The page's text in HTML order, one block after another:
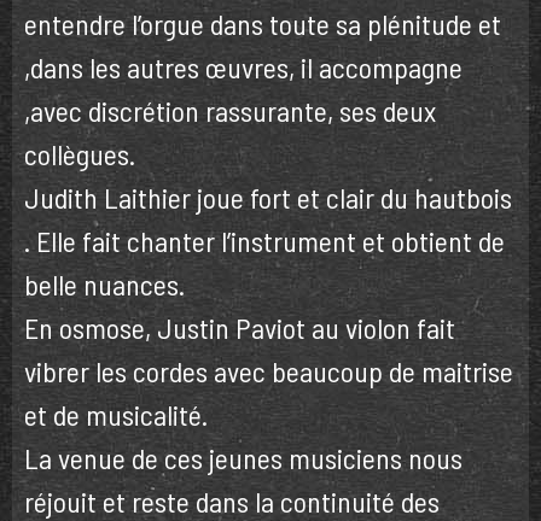
entendre l’orgue dans toute sa plénitude et
,dans les autres œuvres, il accompagne
,avec discrétion rassurante, ses deux
collègues.
Judith Laithier joue fort et clair du hautbois
. Elle fait chanter l’instrument et obtient de
belle nuances.
En osmose, Justin Paviot au violon fait
vibrer les cordes avec beaucoup de maitrise
et de musicalité.
La venue de ces jeunes musiciens nous
réjouit et reste dans la continuité des